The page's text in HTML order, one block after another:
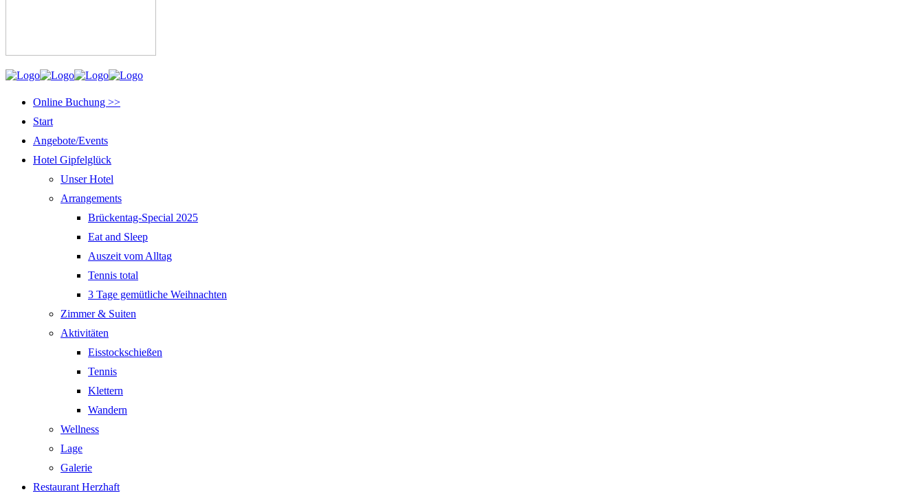
Online Buchung >>
Start
Angebote/Events
Hotel Gipfelglück
Unser Hotel
Arrangements
Brückentag-Special 2025
Eat and Sleep
Auszeit vom Alltag
Tennis total
3 Tage gemütliche Weihnachten
Zimmer & Suiten
Aktivitäten
Eisstockschießen
Tennis
Klettern
Wandern
Wellness
Lage
Galerie
Restaurant Herzhaft